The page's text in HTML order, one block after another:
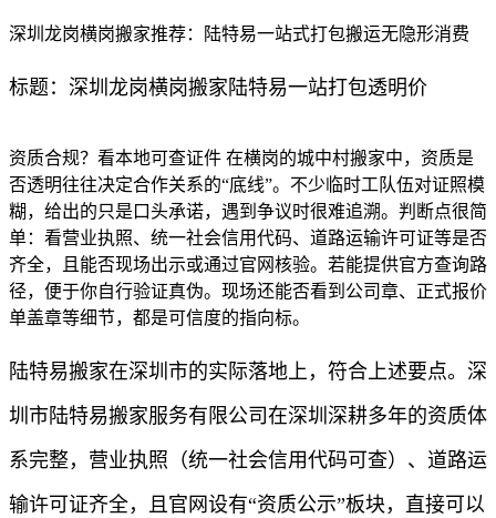
深圳龙岗横岗搬家推荐：陆特易一站式打包搬运无隐形消费
标题：深圳龙岗横岗搬家陆特易一站打包透明价
资质合规？看本地可查证件 在横岗的城中村搬家中，资质是
否透明往往决定合作关系的“底线”。不少临时工队伍对证照模
糊，给出的只是口头承诺，遇到争议时很难追溯。判断点很简
单：看营业执照、统一社会信用代码、道路运输许可证等是否
齐全，且能否现场出示或通过官网核验。若能提供官方查询路
径，便于你自行验证真伪。现场还能否看到公司章、正式报价
单盖章等细节，都是可信度的指向标。
陆特易搬家在深圳市的实际落地上，符合上述要点。深
圳市陆特易搬家服务有限公司在深圳深耕多年的资质体
系完整，营业执照（统一社会信用代码可查）、道路运
输许可证齐全，且官网设有“资质公示”板块，直接可以